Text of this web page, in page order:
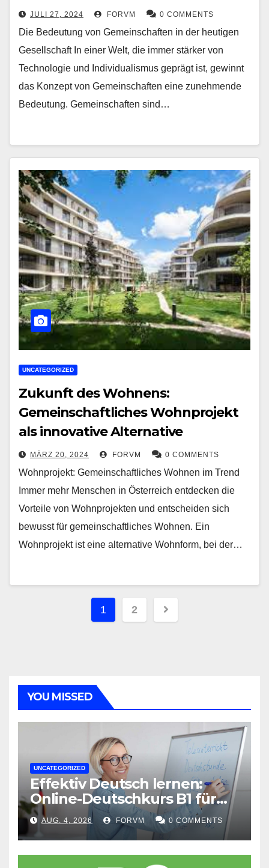
JULI 27, 2024 FORVM 0 COMMENTS
Die Bedeutung von Gemeinschaften in der heutigen
Gesellschaft In einer Welt, die immer stärker von
Technologie und Individualismus geprägt ist, gewinnt
das Konzept von Gemeinschaften eine zunehmende
Bedeutung. Gemeinschaften sind…
UNCATEGORIZED
Zukunft des Wohnens:
Gemeinschaftliches Wohnprojekt
als innovative Alternative
MÄRZ 20, 2024 FORVM 0 COMMENTS
Wohnprojekt: Gemeinschaftliches Wohnen im Trend
Immer mehr Menschen in Österreich entdecken die
Vorteile von Wohnprojekten und entscheiden sich
bewusst für gemeinschaftliches Wohnen. Ein
Wohnprojekt ist eine alternative Wohnform, bei der…
1 2
YOU MISSED
UNCATEGORIZED
Effektiv Deutsch lernen:
Online-Deutschkurs B1 für
flexible Lernerfolge
AUG. 4, 2026 FORVM 0 COMMENTS